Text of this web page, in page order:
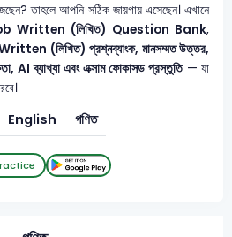
তাহলে আপনি সঠিক জায়গায় এসেছেন। এখানে
Written (লিখিত) Question Bank,
(লিখিত) প্রশ্নব্যাংক, মানসম্মত উত্তর,
AI ব্যাখ্যা এবং এক্সাম ফোকাসড প্রস্তুতি— যা
English গণিত